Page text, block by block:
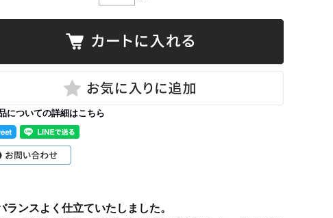
についての詳細はこちら
ンスよく仕立ていたしました。